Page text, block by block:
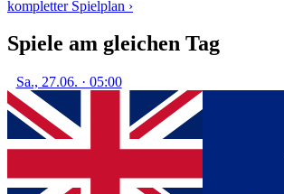
kompletter Spielplan ›
Spiele am gleichen Tag
Sa., 27.06. · 05:00